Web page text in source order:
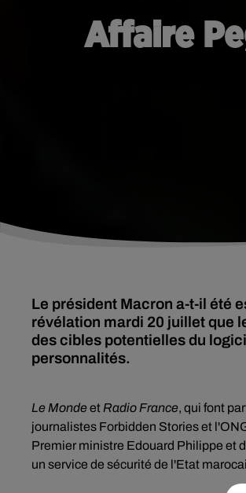
Affaire
Le président Macron a-t-il été
révélation mardi 20 juillet que
des cibles potentielles du
personnalités.
Le Mondeet Radio France, qui font
journalistes Forbidden Stories et
Premier ministre Edouard Philippe et
un service de sécurité de l'Etat